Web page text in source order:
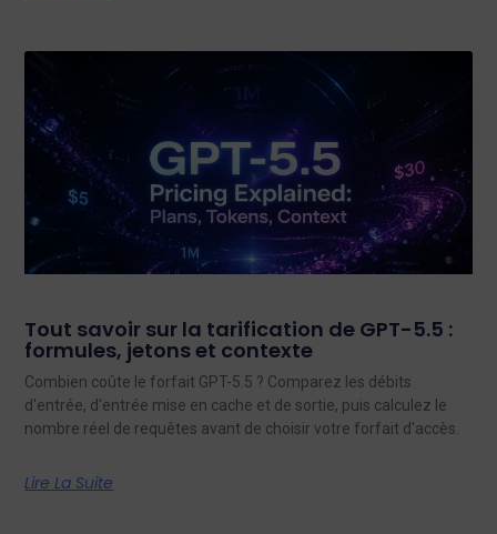
Tout savoir sur la tarification de GPT-5.5 :
formules, jetons et contexte
Combien coûte le forfait GPT-5.5 ? Comparez les débits
d'entrée, d'entrée mise en cache et de sortie, puis calculez le
nombre réel de requêtes avant de choisir votre forfait d'accès.
Lire La Suite